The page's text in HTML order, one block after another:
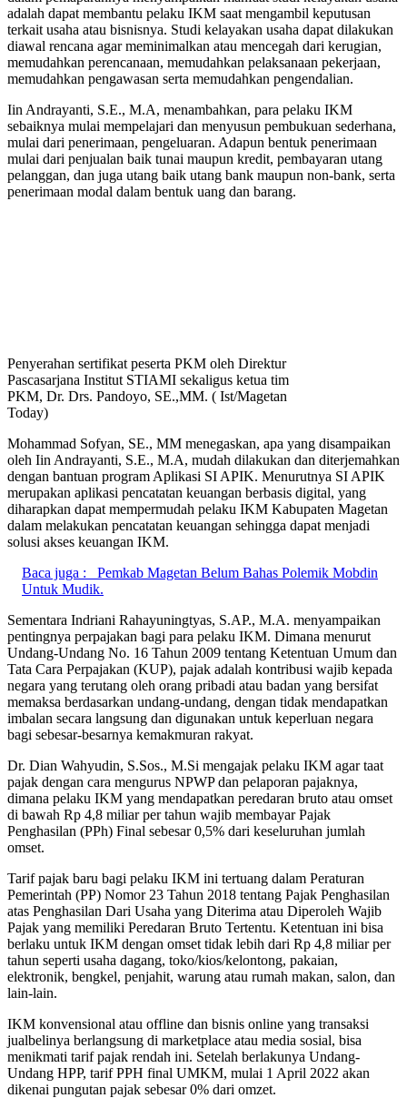
adalah dapat membantu pelaku IKM saat mengambil keputusan
terkait usaha atau bisnisnya. Studi kelayakan usaha dapat dilakukan
diawal rencana agar meminimalkan atau mencegah dari kerugian,
memudahkan perencanaan, memudahkan pelaksanaan pekerjaan,
memudahkan pengawasan serta memudahkan pengendalian.
Iin Andrayanti, S.E., M.A, menambahkan, para pelaku IKM
sebaiknya mulai mempelajari dan menyusun pembukuan sederhana,
mulai dari penerimaan, pengeluaran. Adapun bentuk penerimaan
mulai dari penjualan baik tunai maupun kredit, pembayaran utang
pelanggan, dan juga utang baik utang bank maupun non-bank, serta
penerimaan modal dalam bentuk uang dan barang.
Penyerahan sertifikat peserta PKM oleh Direktur
Pascasarjana Institut STIAMI sekaligus ketua tim
PKM, Dr. Drs. Pandoyo, SE.,MM. ( Ist/Magetan
Today)
Mohammad Sofyan, SE., MM menegaskan, apa yang disampaikan
oleh Iin Andrayanti, S.E., M.A, mudah dilakukan dan diterjemahkan
dengan bantuan program Aplikasi SI APIK. Menurutnya SI APIK
merupakan aplikasi pencatatan keuangan berbasis digital, yang
diharapkan dapat mempermudah pelaku IKM Kabupaten Magetan
dalam melakukan pencatatan keuangan sehingga dapat menjadi
solusi akses keuangan IKM.
Baca juga :
Pemkab Magetan Belum Bahas Polemik Mobdin
Untuk Mudik.
Sementara Indriani Rahayuningtyas, S.AP., M.A. menyampaikan
pentingnya perpajakan bagi para pelaku IKM. Dimana menurut
Undang-Undang No. 16 Tahun 2009 tentang Ketentuan Umum dan
Tata Cara Perpajakan (KUP), pajak adalah kontribusi wajib kepada
negara yang terutang oleh orang pribadi atau badan yang bersifat
memaksa berdasarkan undang-undang, dengan tidak mendapatkan
imbalan secara langsung dan digunakan untuk keperluan negara
bagi sebesar-besarnya kemakmuran rakyat.
Dr. Dian Wahyudin, S.Sos., M.Si mengajak pelaku IKM agar taat
pajak dengan cara mengurus NPWP dan pelaporan pajaknya,
dimana pelaku IKM yang mendapatkan peredaran bruto atau omset
di bawah Rp 4,8 miliar per tahun wajib membayar Pajak
Penghasilan (PPh) Final sebesar 0,5% dari keseluruhan jumlah
omset.
Tarif pajak baru bagi pelaku IKM ini tertuang dalam Peraturan
Pemerintah (PP) Nomor 23 Tahun 2018 tentang Pajak Penghasilan
atas Penghasilan Dari Usaha yang Diterima atau Diperoleh Wajib
Pajak yang memiliki Peredaran Bruto Tertentu. Ketentuan ini bisa
berlaku untuk IKM dengan omset tidak lebih dari Rp 4,8 miliar per
tahun seperti usaha dagang, toko/kios/kelontong, pakaian,
elektronik, bengkel, penjahit, warung atau rumah makan, salon, dan
lain-lain.
IKM konvensional atau offline dan bisnis online yang transaksi
jualbelinya berlangsung di marketplace atau media sosial, bisa
menikmati tarif pajak rendah ini. Setelah berlakunya Undang-
Undang HPP, tarif PPH final UMKM, mulai 1 April 2022 akan
dikenai pungutan pajak sebesar 0% dari omzet.